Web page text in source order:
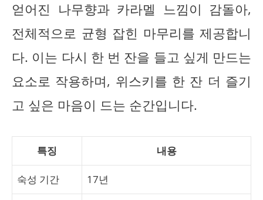
얻어진 나무향과 카라멜 느낌이 감돌아,
전체적으로 균형 잡힌 마무리를 제공합니
다. 이는 다시 한 번 잔을 들고 싶게 만드는
요소로 작용하며, 위스키를 한 잔 더 즐기
고 싶은 마음이 드는 순간입니다.
특징 내용
숙성 기간 17년